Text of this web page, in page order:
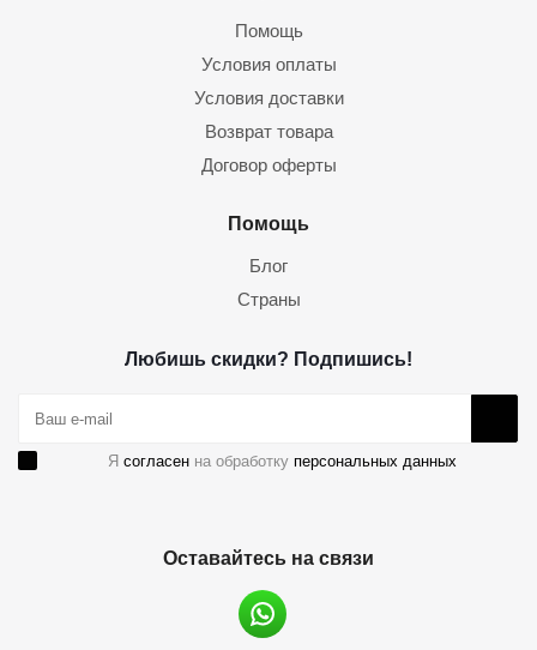
Помощь
Условия оплаты
Условия доставки
Возврат товара
Договор оферты
Помощь
Блог
Страны
Любишь скидки? Подпишись!
Я согласен на обработку персональных данных
Оставайтесь на связи